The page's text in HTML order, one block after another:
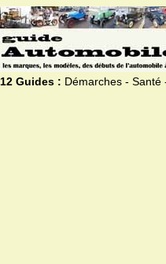
12 Guides : Démarches - Santé